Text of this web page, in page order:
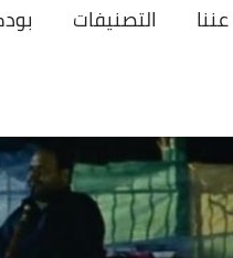
عننا التصنيفات